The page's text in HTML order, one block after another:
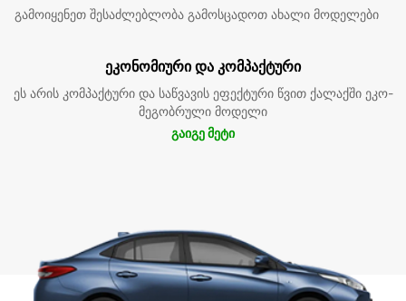
გამოიყენეთ შესაძლებლობა გამოსცადოთ ახალი მოდელები
ეკონომიური და კომპაქტური
ეს არის კომპაქტური და საწვავის ეფექტური წვით ქალაქში ეკო-
მეგობრული მოდელი
გაიგე მეტი